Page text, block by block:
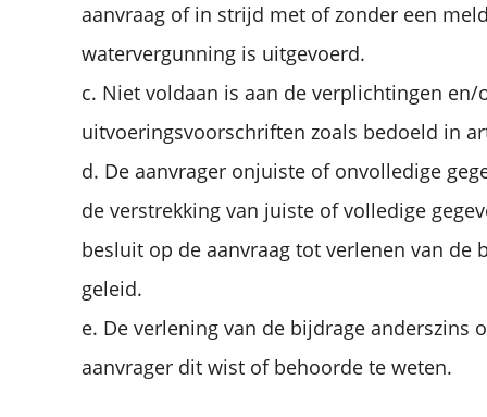
aanvraag of in strijd met of zonder een
watervergunning is uitgevoerd.
c. Niet voldaan is aan de verplichtingen en/
uitvoeringsvoorschriften zoals bedoeld in
d. De aanvrager onjuiste of onvolledige
de verstrekking van juiste of volledige
besluit op de aanvraag tot verlenen van de
geleid.
e. De verlening van de bijdrage anderszins
aanvrager dit wist of behoorde te weten.